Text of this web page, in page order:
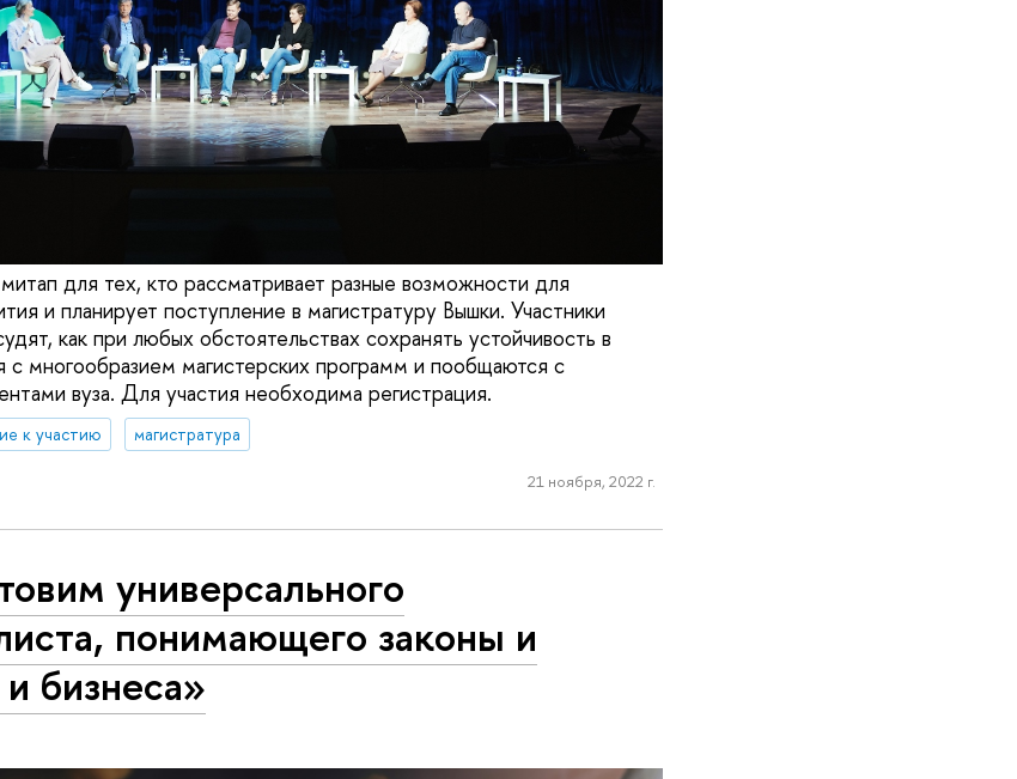
для тех, кто рассматривает разные возможности для
и планирует поступление в магистратуру Вышки. Участники
как при любых обстоятельствах сохранять устойчивость в
с многообразием магистерских программ и пообщаются с
вуза. Для участия необходима регистрация.
к участию
магистратура
21 ноября, 2022 г.
универсального
понимающего законы и
бизнеса»